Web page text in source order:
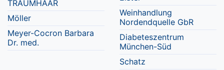
TRAUMHAAR
Möller
Meyer-Cocron Barbara
Dr. med.
Weinhandlung
Nordendquelle GbR
Diabeteszentrum
München-Süd
Schatz